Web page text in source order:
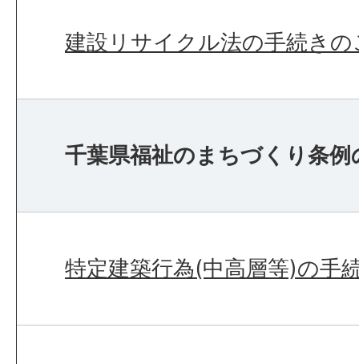
建設リサイクル法の手続きの
千葉県福祉のまちづくり条例
特定建築行為(中高層等)の手